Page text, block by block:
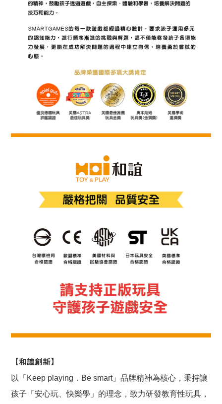
【和誼創新】
以「Keep playing．Be smart」品牌精神為核心，秉持讓
孩子「安心玩、快樂學」的理念，致力研發教育性玩具，